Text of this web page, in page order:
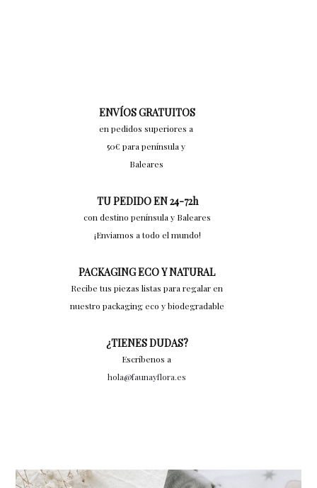
ENVÍOS GRATUITOS
en pedidos superiores a
50€ para península y
Baleares
TU PEDIDO EN 24-72h
con destino península y Baleares
¡Enviamos a todo el mundo!
PACKAGING ECO Y NATURAL
Recibe tus piezas listas para regalar en
nuestro packaging eco y biodegradable
¿TIENES DUDAS?
Escríbenos a
hola@faunayflora.es